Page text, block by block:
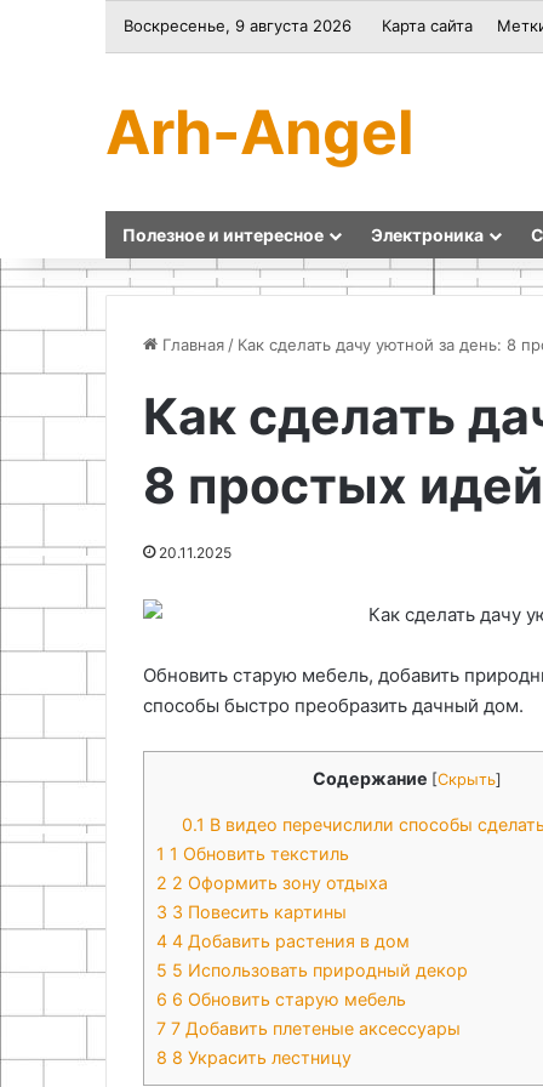
Воскресенье, 9 августа 2026 Карта сайта
Arh-Angel
Полезное и интересное Электроника
Главная / Как сделать дачу уютной за день: 8
Как сделать
8 простых идей
20.11.2025
Обновить старую мебель, добавить
способы быстро преобразить дачный дом.
Содержание [Скрыть]
0.1 В видео перечислили способы
1 1 Обновить текстиль
2 2 Оформить зону отдыха
3 3 Повесить картины
4 4 Добавить растения в дом
5 5 Использовать природный декор
6 6 Обновить старую мебель
7 7 Добавить плетеные аксессуары
8 8 Украсить лестницу
Как сделать подставку для
Создание
настенного
органайзера